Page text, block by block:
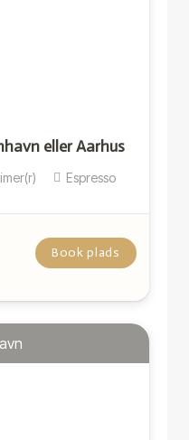
eller Aarhus
Espresso
Book plads